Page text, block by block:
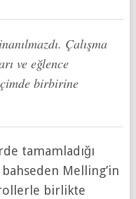
Çalışma
ve eğlence
birbirine
tamamladığı
Melling’in
rollerle birlikte